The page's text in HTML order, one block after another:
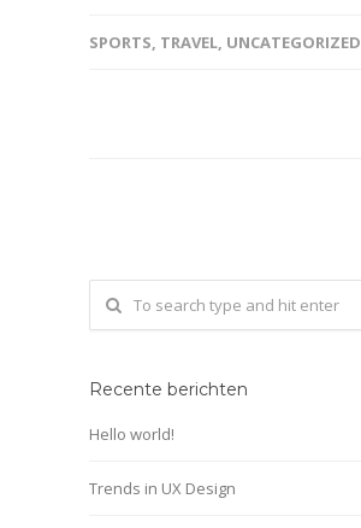
SPORTS, TRAVEL, UNCATEGORIZED
Recente berichten
Hello world!
Trends in UX Design